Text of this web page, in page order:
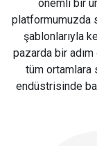
önemli bir
platformumuzda
şablonlarıyla
pazarda bir
tüm ortamlara
endüstrisinde